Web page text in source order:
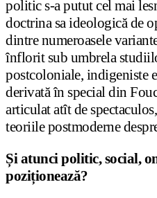
politic s-a putut cel mai
doctrina sa ideologică de
dintre numeroasele
înflorit sub umbrela
postcoloniale, indigeniste
derivată în special din
articulat atît de
teoriile postmoderne
Și atunci politic, social,
poziționează?